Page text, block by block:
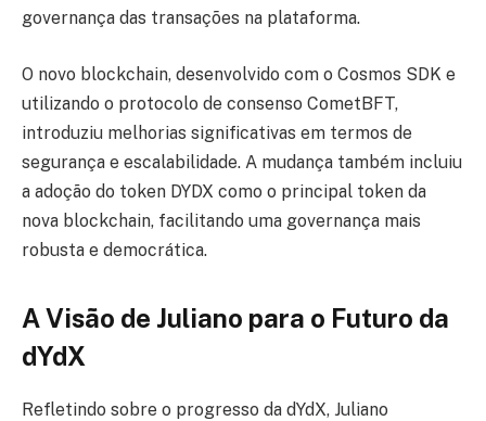
governança das transações na plataforma.
O novo blockchain, desenvolvido com o Cosmos SDK e
utilizando o protocolo de consenso CometBFT,
introduziu melhorias significativas em termos de
segurança e escalabilidade. A mudança também incluiu
a adoção do token DYDX como o principal token da
nova blockchain, facilitando uma governança mais
robusta e democrática.
A Visão de Juliano para o Futuro da
dYdX
Refletindo sobre o progresso da dYdX, Juliano